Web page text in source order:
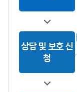
상담 및 보호 신
청